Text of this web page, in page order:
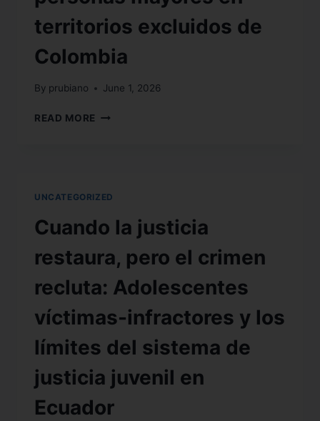
territorios excluidos de
Colombia
By prubiano June 1, 2026
READ MORE
UNCATEGORIZED
Cuando la justicia
restaura, pero el crimen
recluta: Adolescentes
víctimas-infractores y los
límites del sistema de
justicia juvenil en
Ecuador